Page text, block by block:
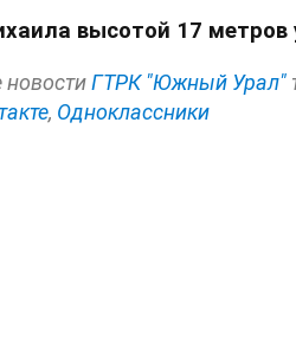
высотой 17 метров
новостиГТРК "Южный Урал"
, Одноклассники